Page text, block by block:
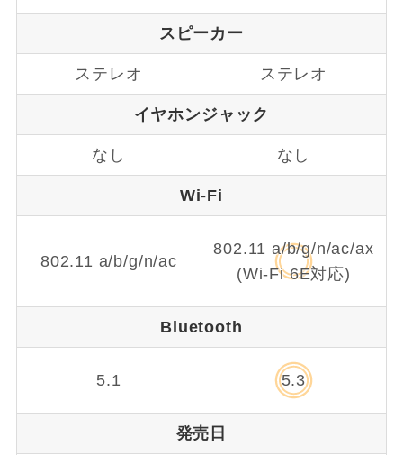
スピーカー
ステレオ ステレオ
イヤホンジャック
なし なし
Wi-Fi
802.11 a/b/g/n/ac
802.11 a/b/g/n/ac/ax
(Wi-Fi 6E対応)
Bluetooth
5.1 5.3
発売日